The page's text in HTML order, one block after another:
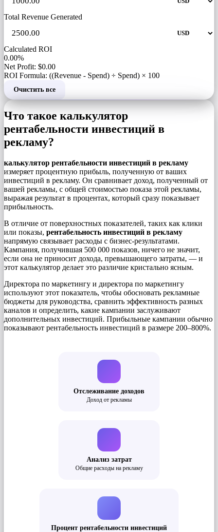
Total Revenue Generated
Calculated ROI
0.00%
Net Profit: $0.00
ROI Formula: ((Revenue - Spend) ÷ Spend) × 100
Очистить все
Что такое калькулятор
рентабельности инвестиций в
рекламу?
калькулятор рентабельности инвестиций в рекламу
измеряет процентную прибыль, полученную от ваших
инвестиций в рекламу. Он сравнивает доход, полученный от
вашей рекламы, с общей стоимостью показа этой рекламы,
выражая результат в процентах, который сразу показывает
прибыльность.
В отличие от поверхностных показателей, таких как клики
или показы, рентабельность инвестиций в рекламу
напрямую связывает расходы с бизнес-результатами.
Кампания, получившая 500 000 показов, ничего не значит,
если она не приносит дохода, превышающего затраты, — и
этот калькулятор делает это различие кристально ясным.
Директора по маркетингу и директора по маркетингу
используют этот показатель, чтобы обосновать рекламные
бюджеты для руководства, сравнить эффективность разных
каналов и определить, какие кампании заслуживают
дополнительных инвестиций. Прибыльные кампании обычно
показывают рентабельность инвестиций в размере 200–800%.
Отслеживание доходов
Доход от рекламы
Анализ затрат
Общие расходы на рекламу
Процент рентабельности инвестиций